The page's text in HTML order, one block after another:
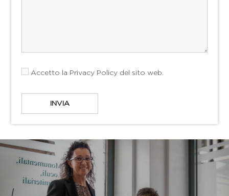
Accetto la Privacy Policy del sito web.